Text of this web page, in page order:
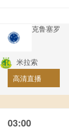
克鲁塞罗
米拉索
高清直播
03:00